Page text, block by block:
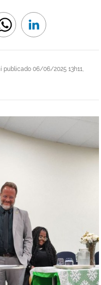
publicado 06/06/2025 13h11,